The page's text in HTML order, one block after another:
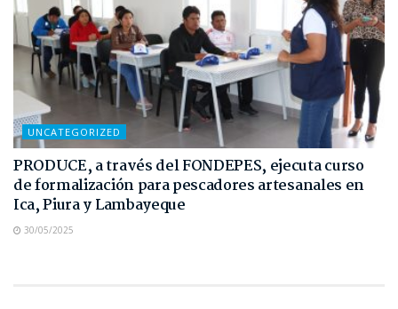
UNCATEGORIZED
PRODUCE, a través del FONDEPES, ejecuta curso
de formalización para pescadores artesanales en
Ica, Piura y Lambayeque
30/05/2025